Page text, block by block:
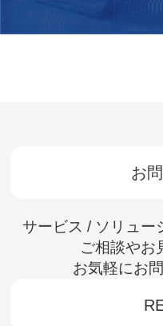
お
サービス / ソリュー
ご相談やお
お気軽にお